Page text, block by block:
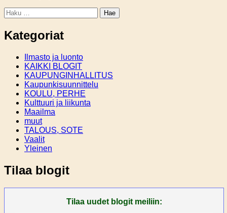
Haku:
Kategoriat
Ilmasto ja luonto
KAIKKI BLOGIT
KAUPUNGINHALLITUS
Kaupunkisuunnittelu
KOULU, PERHE
Kulttuuri ja liikunta
Maailma
muut
TALOUS, SOTE
Vaalit
Yleinen
Tilaa blogit
Tilaa uudet blogit meiliin: